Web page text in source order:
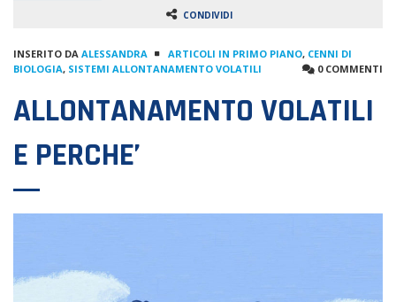
CONDIVIDI
INSERITO DA ALESSANDRA ARTICOLI IN PRIMO PIANO, CENNI DI
BIOLOGIA, SISTEMI ALLONTANAMENTO VOLATILI 0 COMMENTI
ALLONTANAMENTO VOLATILI
E PERCHE’